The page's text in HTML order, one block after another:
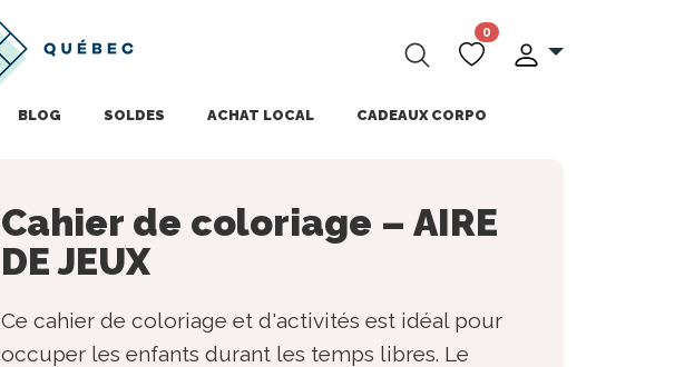
0
BLOG SOLDES ACHAT LOCAL CADEAUX CORPO
Cahier de coloriage – AIRE
DE JEUX
Ce cahier de coloriage et d'activités est idéal pour
occuper les enfants durant les temps libres. Le